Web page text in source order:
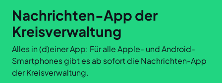
Nachrichten-App der
Kreisverwaltung
Alles in (d)einer App: Für alle Apple- und Android-
Smartphones gibt es ab sofort die Nachrichten-App
der Kreisverwaltung.